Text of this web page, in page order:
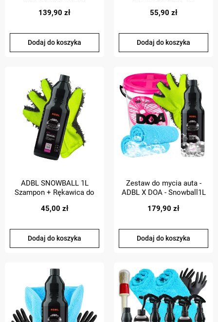
sponge ręcznik do
139,90 zł
Dodaj do koszyka
Rękawica limonkowa
55,90 zł
Dodaj do koszyka
ADBL SNOWBALL 1L
Szampon + Rękawica do
45,00 zł
Dodaj do koszyka
Zestaw do mycia auta -
ADBL X DOA - Snowball1L
separatorem - pojemność
auta
179,90 zł
Dodaj do koszyka